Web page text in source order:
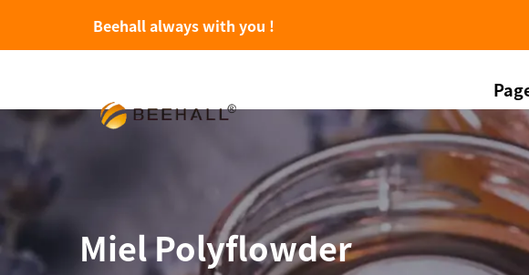
Beehall always with you !
Miel Polyflowder